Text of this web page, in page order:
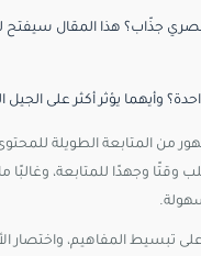
جذّاب؟ هذا المقال سيفتح
وأيهما يؤثر أكثر على الجيل
من المتابعة الطويلة
وقتًا وجهدًا للمتابعة، وغالبًا ما
على تبسيط المفاهيم، واختصار